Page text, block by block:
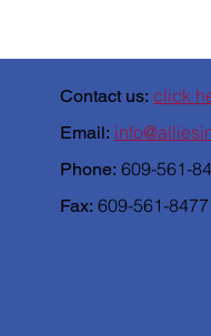
Contact us: click
Email:
Phone: 609-561-
Fax: 609-561-8477